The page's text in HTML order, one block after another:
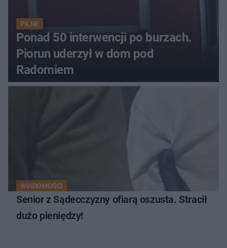
PILNE
Ponad 50 interwencji po burzach.
Piorun uderzył w dom pod
Radomiem
WIADOMOŚCI
Senior z Sądecczyzny ofiarą oszusta. Stracił
dużo pieniędzy!